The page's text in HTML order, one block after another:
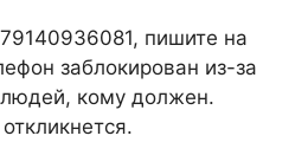
пишите на
заблокирован из-за
людей, кому должен.